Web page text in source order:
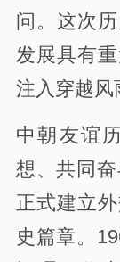
问。这次
发展具有
注入穿越风
中朝友谊
想、共同
正式建立
史篇章。